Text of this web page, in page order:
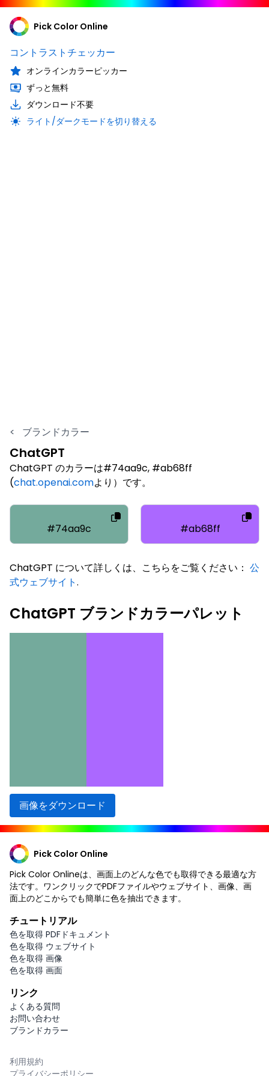
Pick Color Online
コントラストチェッカー
オンラインカラーピッカー
ずっと無料
ダウンロード不要
ライト/ダークモードを切り替える
< ブランドカラー
ChatGPT
ChatGPT のカラーは#74aa9c, #ab68ff
(chat.openai.comより）です。
#74aa9c #ab68ff
ChatGPT について詳しくは、こちらをご覧ください： 公
式ウェブサイト.
ChatGPT ブランドカラーパレット
画像をダウンロード
Pick Color Online
Pick Color Onlineは、画面上のどんな色でも取得できる最適な方
法です。ワンクリックでPDFファイルやウェブサイト、画像、画
面上のどこからでも簡単に色を抽出できます。
チュートリアル
色を取得 PDFドキュメント
色を取得 ウェブサイト
色を取得 画像
色を取得 画面
リンク
よくある質問
お問い合わせ
ブランドカラー
利用規約
プライバシーポリシー